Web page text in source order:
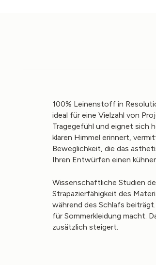
100% Leinenstoff in
ideal für eine Vielzahl von
Tragegefühl und eignet sich
klaren Himmel erinnert,
Beweglichkeit, die das
Ihren Entwürfen einen
Wissenschaftliche Studien
Strapazierfähigkeit des
während des Schlafs
für Sommerkleidung macht.
zusätzlich steigert.